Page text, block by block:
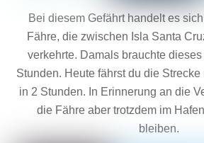
Bei diesem Gefährt handelt es
Fähre, die zwischen Isla Santa
verkehrte. Damals brauchte
Stunden. Heute fährst du die
in 2 Stunden. In Erinnerung an die
die Fähre aber trotzdem im
bleiben.